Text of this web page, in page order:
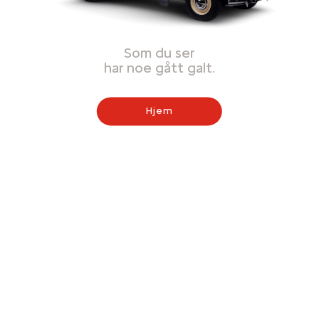
Som du ser
har noe gått galt.
Hjem